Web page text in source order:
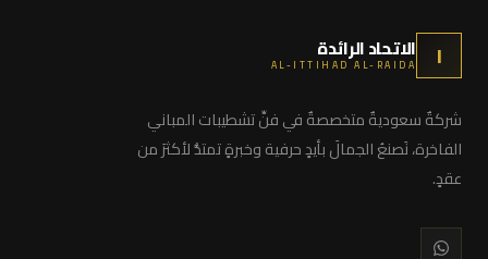
ا الاتحاد الرائدة
AL-ITTIHAD AL-RAIDA
شركةٌ سعوديةٌ متخصصةٌ في فنِّ تشطيبات المباني
الفاخرة، نَصنعُ الجمالَ بأيدٍ حرفية وخبرةٍ تمتدُّ لأكثرَ من
عقدٍ.